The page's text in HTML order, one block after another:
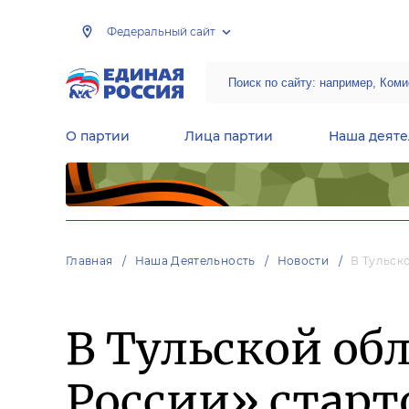
Федеральный сайт
О партии Лица партии Наша
Главная Наша Деятельность Новости В
В Тульской